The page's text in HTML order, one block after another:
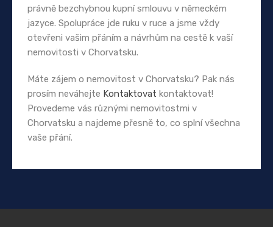
právně bezchybnou kupní smlouvu v německém
jazyce. Spolupráce jde ruku v ruce a jsme vždy
otevřeni vašim přáním a návrhům na cestě k vaší
nemovitosti v Chorvatsku.
Máte zájem o nemovitost v Chorvatsku? Pak nás
prosím neváhejte Kontaktovat kontaktovat!
Provedeme vás různými nemovitostmi v
Chorvatsku a najdeme přesně to, co splní všechna
vaše přání.